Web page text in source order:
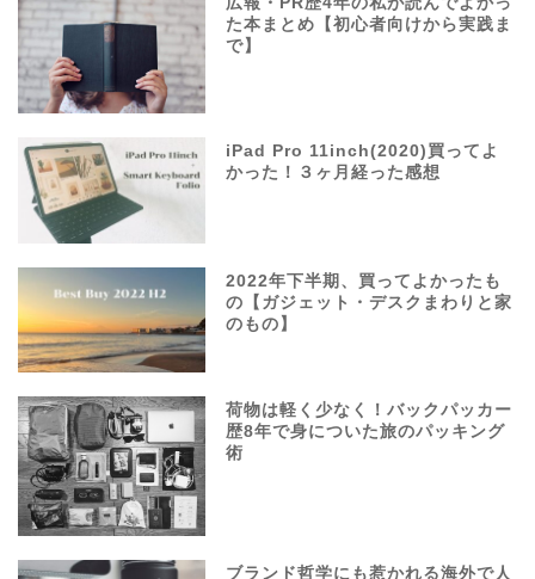
た本まとめ【初心者向けから実践ま
で】
iPad Pro 11inch(2020)買ってよ
かった！３ヶ月経った感想
2022年下半期、買ってよかったも
の【ガジェット・デスクまわりと家
のもの】
荷物は軽く少なく！バックパッカー
歴8年で身についた旅のパッキング
術
ブランド哲学にも惹かれる海外で人